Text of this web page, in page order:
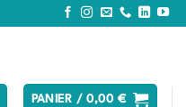
PANIER /0,00 €